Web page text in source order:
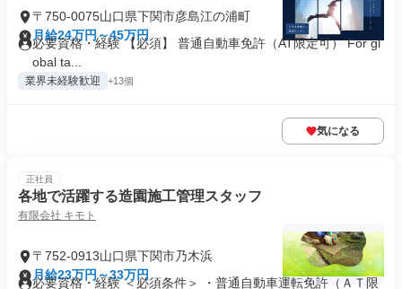
〒750-0075山口県下関市彦島江の浦町
月給24万円～45万円
必要資格・経験 【必須】 普通自動車免許（AT限定可） For gl
obal ta...
業界未経験歓迎 +13個
気になる
正社員
各地で活躍する造園施工管理スタッフ
有限会社 キモト
〒752-0913山口県下関市乃木浜
月給23万円～33万円
必要資格・経験 ＜必須条件＞ ・普通自動車運転免許（ＡＴ限